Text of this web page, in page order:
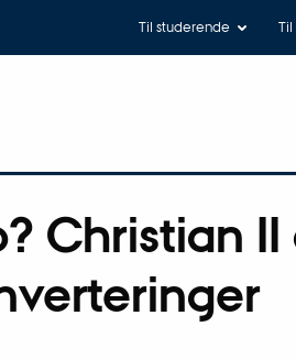
Til studerende
Christian II